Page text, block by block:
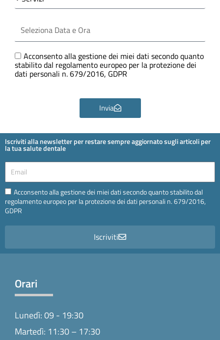
Data
e
GDPR
Acconsento alla gestione dei miei dati secondo quanto
stabilito dal regolamento europeo per la protezione dei
dati personali n. 679/2016, GDPR
Invia
Iscriviti alla newsletter per restare sempre aggiornato sugli articoli per
la tua salute dentale
Email
Email
Acconsento alla gestione dei miei dati secondo quanto stabilito dal
regolamento europeo per la protezione dei dati personali n. 679/2016,
GDPR
Iscriviti
Orari
Lunedì: 09 - 19:30
Martedì: 11:30 – 17:30